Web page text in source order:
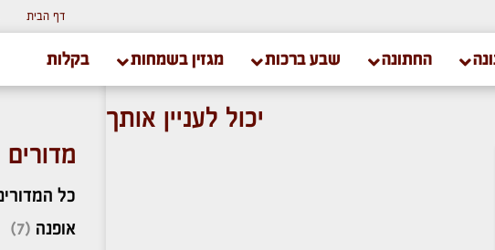
דף הבית
החתונה שבע ברכות מגזין בשמחות בקלות
יכול לעניין אותך
מדורים
כל
אופנה (7)